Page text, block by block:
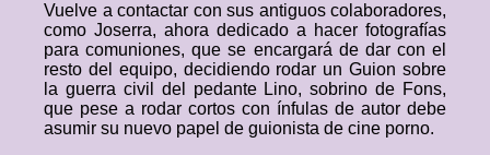
Vuelve a contactar con sus antiguos colaboradores,
como Joserra, ahora dedicado a hacer fotografías
para comuniones, que se encargará de dar con el
resto del equipo, decidiendo rodar un Guion sobre
la guerra civil del pedante Lino, sobrino de Fons,
que pese a rodar cortos con ínfulas de autor debe
asumir su nuevo papel de guionista de cine porno.